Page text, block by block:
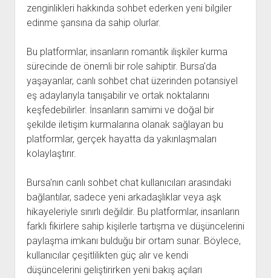
zenginlikleri hakkında sohbet ederken yeni bilgiler
edinme şansına da sahip olurlar.
Bu platformlar, insanların romantik ilişkiler kurma
sürecinde de önemli bir role sahiptir. Bursa'da
yaşayanlar, canlı sohbet chat üzerinden potansiyel
eş adaylarıyla tanışabilir ve ortak noktalarını
keşfedebilirler. İnsanların samimi ve doğal bir
şekilde iletişim kurmalarına olanak sağlayan bu
platformlar, gerçek hayatta da yakınlaşmaları
kolaylaştırır.
Bursa'nın canlı sohbet chat kullanıcıları arasındaki
bağlantılar, sadece yeni arkadaşlıklar veya aşk
hikayeleriyle sınırlı değildir. Bu platformlar, insanların
farklı fikirlere sahip kişilerle tartışma ve düşüncelerini
paylaşma imkanı bulduğu bir ortam sunar. Böylece,
kullanıcılar çeşitlilikten güç alır ve kendi
düşüncelerini geliştirirken yeni bakış açıları